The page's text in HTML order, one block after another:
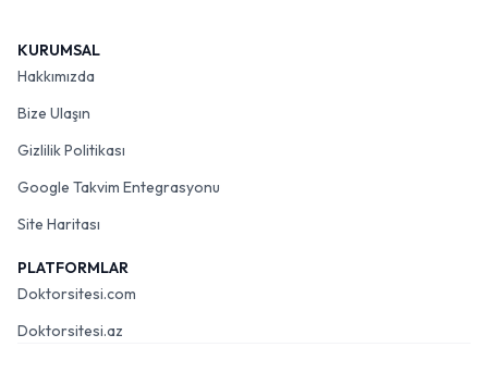
KURUMSAL
Hakkımızda
Bize Ulaşın
Gizlilik Politikası
Google Takvim Entegrasyonu
Site Haritası
PLATFORMLAR
Doktorsitesi.com
Doktorsitesi.az